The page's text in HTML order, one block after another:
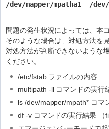
問題の発生状況によっては、本
そのような場合は、対処方法を
対処方法が判断できないような
ください。
/etc/fstab ファイルの内容
multipath -ll コマンドの実行
ls /dev/mapper/mpath* コマ
df -v コマンドの実行結果 （